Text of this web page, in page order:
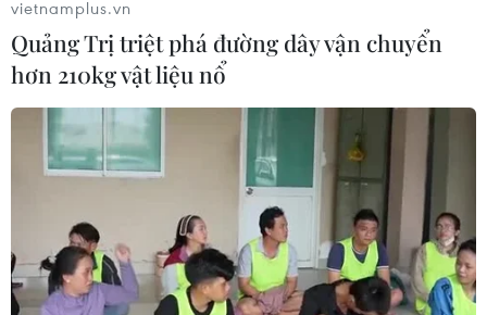
Sẽ có hơn 1.800 chuyến bay đêm trong dịp
cao điểm Tết Nguyên đán 2024
09/01/2024 02:29
vietnamplus.vn
Quảng Trị triệt phá đường dây vận chuyển
hơn 210kg vật liệu nổ